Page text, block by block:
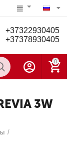
+37322930405
+37378930405
0
3W
/